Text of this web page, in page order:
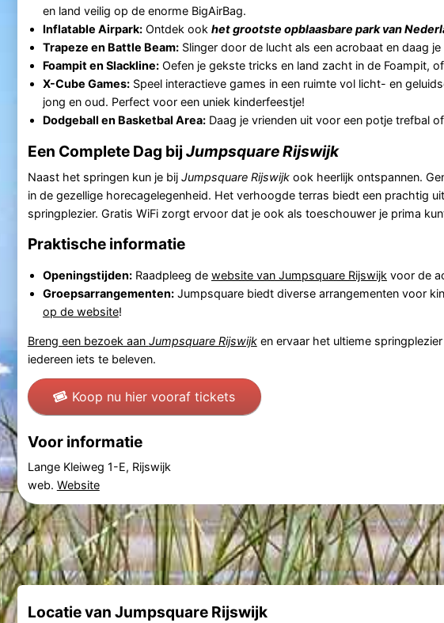
en land veilig op de enorme BigAirBag.
Inflatable Airpark:Ontdek ook het grootste opblaasbare park van
Trapeze en Battle Beam:Slinger door de lucht als een acrobaat en daag
Foampit en Slackline:Oefen je gekste tricks en land zacht in de Foampit,
X-Cube Games:Speel interactieve games in een ruimte vol licht- en
jong en oud. Perfect voor een uniek kinderfeestje!
Dodgeball en Basketbal Area:Daag je vrienden uit voor een potje trefbal
Een Complete Dag bij Jumpsquare Rijswijk
Naast het springen kun je bij Jumpsquare Rijswijkook heerlijk ontspannen.
in de gezellige horecagelegenheid. Het verhoogde terras biedt een prachtig
springplezier. Gratis WiFi zorgt ervoor dat je ook als toeschouwer je prima
Praktische informatie
Openingstijden:Raadpleeg de website van Jumpsquare Rijswijk voor de
Groepsarrangementen:Jumpsquare biedt diverse arrangementen voor
op de website!
Breng een bezoek aan Jumpsquare Rijswijken ervaar het ultieme
iedereen iets te beleven.
Koop nu hier vooraf tickets
Voor informatie
Lange Kleiweg 1-E, Rijswijk
web. Website
Locatie van Jumpsquare Rijswijk